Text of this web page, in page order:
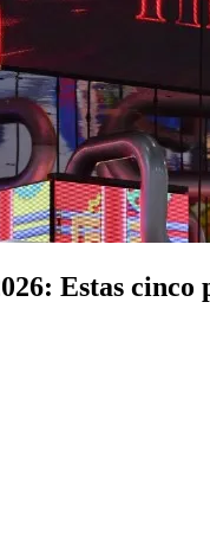
Estas